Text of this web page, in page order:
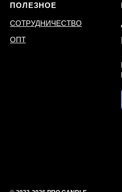
ПОЛЕЗНОЕ
СОТРУДНИЧЕСТВО
ОПТ